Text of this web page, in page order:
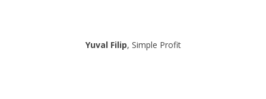
Yuval Filip, Simple Profit